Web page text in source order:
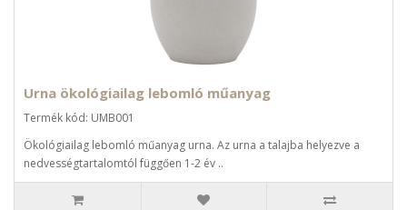
Urna ökológiailag lebomló műanyag
Termék kód: UMB001
Ökológiailag lebomló műanyag urna. Az urna a talajba helyezve a
nedvességtartalomtól függően 1-2 év ..